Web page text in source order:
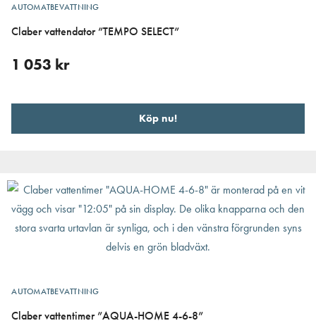
AUTOMATBEVATTNING
Claber vattendator ”TEMPO SELECT”
1 053 kr
Köp nu!
AUTOMATBEVATTNING
Claber vattentimer ”AQUA-HOME 4-6-8”